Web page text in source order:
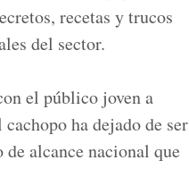
recetas y trucos
del sector.
el público joven a
ha dejado de ser
alcance nacional que